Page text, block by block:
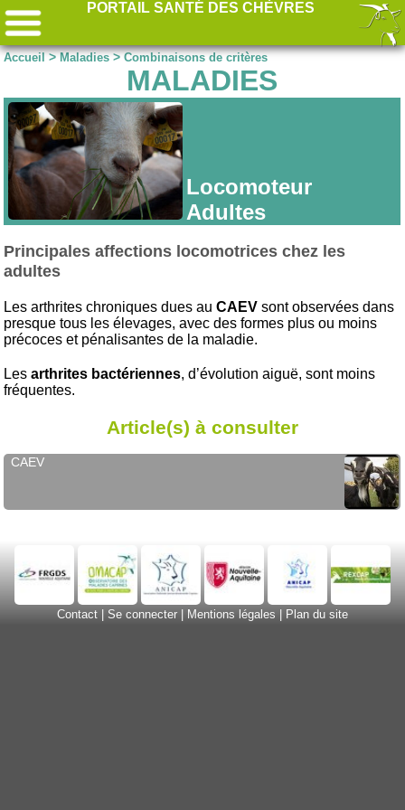
PORTAIL SANTÉ DES CHÈVRES
Accueil>Maladies>Combinaisons de critères
MALADIES
Locomoteur
Adultes
Principales affections locomotrices chez les
adultes
Les arthrites chroniques dues auCAEVsont observées dans
presque tous les élevages, avec des formes plus ou moins
précoces et pénalisantes de la maladie.
Lesarthrites bactériennes, d’évolution aiguë, sont moins
fréquentes.
Article(s) à consulter
CAEV
Contact| Se connecter| Mentions légales Plan du site